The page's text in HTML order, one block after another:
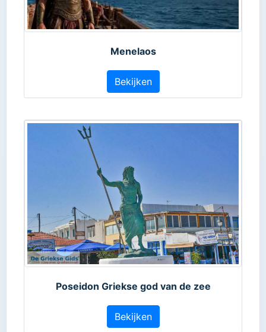
Menelaos
Bekijken
Poseidon Griekse god van de zee
Bekijken